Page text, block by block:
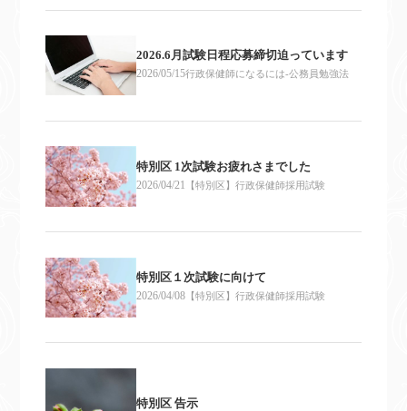
2026.6月試験日程応募締切迫っています
2026/05/15行政保健師になるには-公務員勉強法
特別区 1次試験お疲れさまでした
2026/04/21 【特別区】行政保健師採用試験
特別区１次試験に向けて
2026/04/08【特別区】行政保健師採用試験
特別区 告示